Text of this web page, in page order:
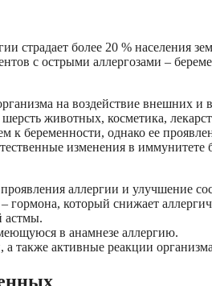
страдает более 20 % населения
с острыми аллергозами –
на воздействие внешних и
животных, косметика,
к беременности, однако ее
изменения в
аллергии и улучшение
который снижает
астмы.
в анамнезе аллергию.
также активные реакции